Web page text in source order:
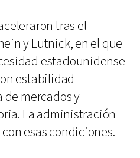
tras el
y Lutnick, en el que
estadounidense
estabilidad
mercados y
La administración
esas condiciones.